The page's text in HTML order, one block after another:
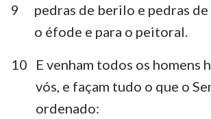
9
pedras de berilo e pedras de
o éfode e para o peitoral.
10
E venham todos os homens
vós, e façam tudo o que o
ordenado: